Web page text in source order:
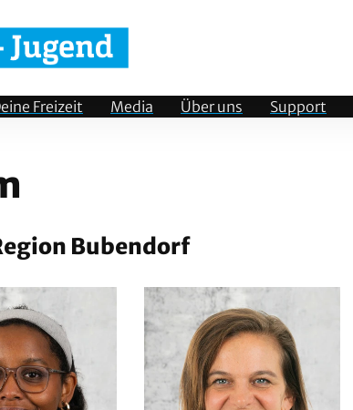
Freizeit Media Über uns Support
Bubendorf